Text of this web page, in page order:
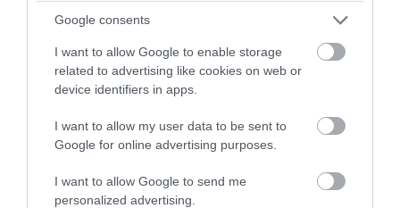
Google consents
I want to allow Google to enable storage
related to advertising like cookies on web or
device identifiers in apps.
I want to allow my user data to be sent to
Google for online advertising purposes.
I want to allow Google to send me
personalized advertising.
Mónus József íjász egy szalmabálába
nyilazzona vár faláról a Dobó térre. 2018-ban
volt olyan eset is, hogyfalécekkel javítottak ki
egy sérült térkövet. A térburkolat kivitelezését
a gödöllői Penta Kft. cég végezte el, akikkel
amúgy szívesen dolgoztak együtt Habisék,
hiszen hozzájuk köthető az Erzsébet udvar
megújítása, a Kracker udvar, a Kossuth utca